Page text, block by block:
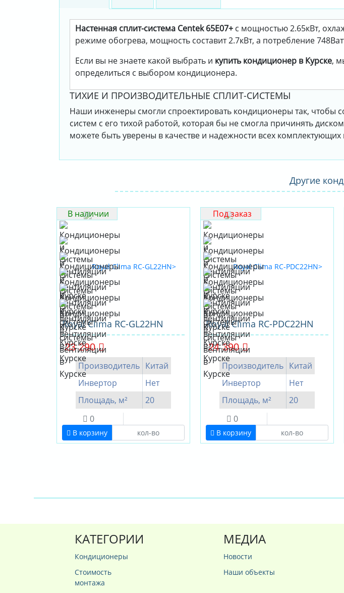
Настенная сплит-система Centek 65E07+ с мощностью 2.65кВт,
режиме обогрева, мощность составит 2.7кВт, а потребление
Если вы не знаете какой выбрать и купить кондиционер в Курске,
определиться с выбором кондиционера.
ТИХИЕ И ПРОИЗВОДИТЕЛЬНЫЕ СПЛИТ-СИСТЕМЫ
Наши инженеры смогли спроектировать кондиционеры так, чтобы
систем с его тихой работой, которая бы не смогла причинять
можете быть уверены в качестве и надежности всех
Другие
В наличии
Royal Clima RC-GL22HN
23 290
Производитель Китай
Инвертор
Нет
Площадь, м²
20
0
В корзину
Под заказ
Royal Clima RC-PDC22HN
24 390
Производитель Китай
Инвертор
Нет
Площадь, м²
20
0
В корзину
КАТЕГОРИИ
Кондиционеры
Стоимость
монтажа
МЕДИА
Новости
Наши объекты